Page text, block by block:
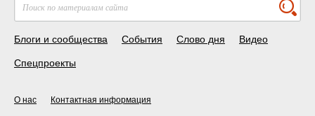
Блоги и сообщества События Слово дня Видео
Спецпроекты
О нас Контактная информация